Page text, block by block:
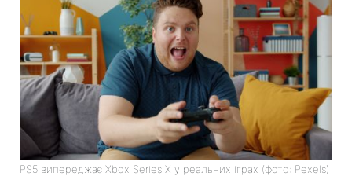
PS5 випереджає Xbox Series X у реальних іграх (фото: Pexels)